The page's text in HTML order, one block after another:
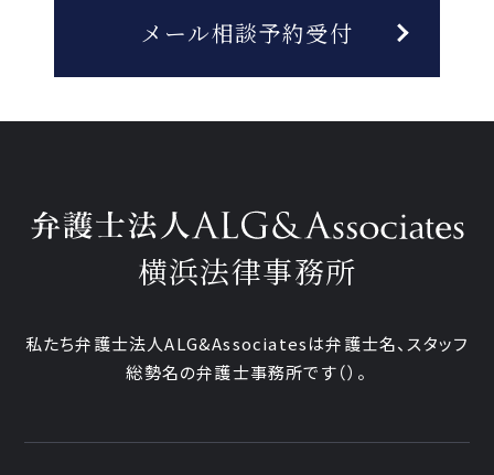
メール相談予約受付
横浜法律事務所
私たち弁護士法人ALG&Associatesは弁護士名、スタッフ
総勢名の弁護士事務所です（）。